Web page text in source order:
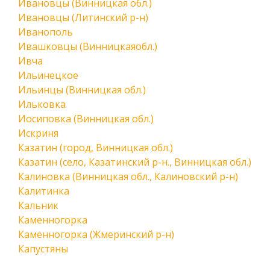
Ивановцы (Винницкая обл.)
Ивановцы (Литинский р-н)
Иванополь
Ивашковцы (Винницкаяобл.)
Ивча
Ильинецкое
Ильинцы (Винницкая обл.)
Ильковка
Иосиповка (Винницкая обл.)
Искриня
Казатин (город, Винницкая обл.)
Казатин (село, Казатинский р-н., Винницкая обл.)
Калиновка (Винницкая обл., Калиновский р-н)
Калитинка
Кальник
Каменногорка
Каменногорка (Жмеринский р-н)
Капустяны